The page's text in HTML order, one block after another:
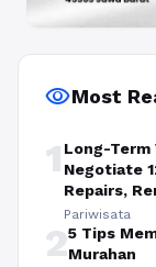
visibilityMost
1 Long-Term
Negotiate
Repairs,
Pariwisata
25 Tips
Murahan